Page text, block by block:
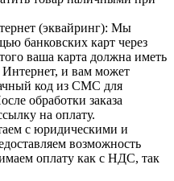
(эквайринг): Мы
банковских карт через
ваша карта должна иметь
Интернет, и вам может
код из СМС для
обработки заказа
на оплату.
с юридическими и
возможность
оплату как с НДС, так